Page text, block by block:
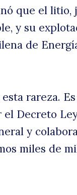
que el litio,
y su
de
rareza.
Decreto
y
miles de